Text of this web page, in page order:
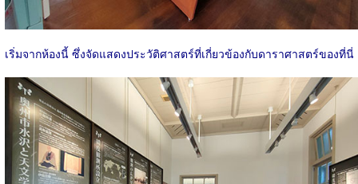
เริ่มจากห้องนี้ ซึ่งจัดแสดงประวัติศาสตร์ที่เกี่ยวข้องกับดาราศาสตร์ของที่นี่